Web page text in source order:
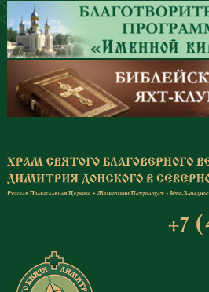
Перейти к основному содержанию
+7